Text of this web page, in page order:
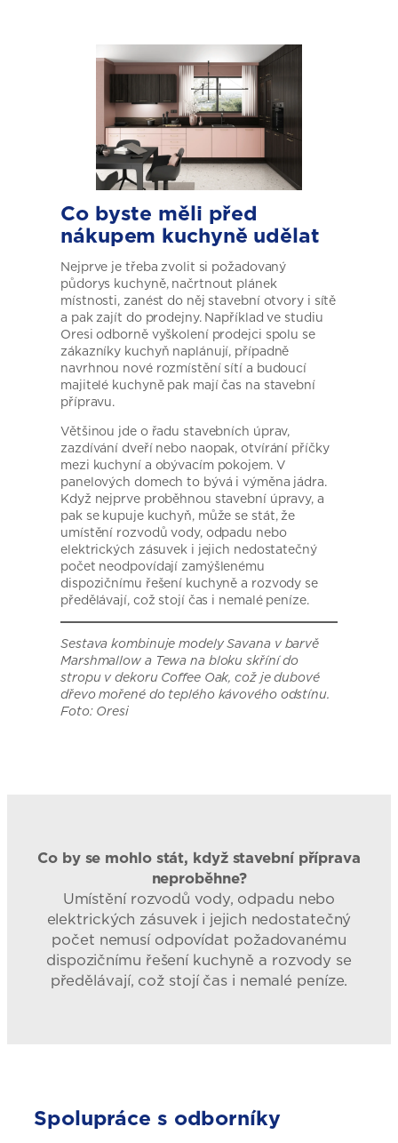
Co byste měli před
nákupem kuchyně udělat
Nejprve je třeba zvolit si požadovaný
půdorys kuchyně, načrtnout plánek
místnosti, zanést do něj stavební otvory i sítě
a pak zajít do prodejny. Například ve studiu
Oresi odborně vyškolení prodejci spolu se
zákazníky kuchyň naplánují, případně
navrhnou nové rozmístění sítí a budoucí
majitelé kuchyně pak mají čas na stavební
přípravu.
Většinou jde o řadu stavebních úprav,
zazdívání dveří nebo naopak, otvírání příčky
mezi kuchyní a obývacím pokojem. V
panelových domech to bývá i výměna jádra.
Když nejprve proběhnou stavební úpravy, a
pak se kupuje kuchyň, může se stát, že
umístění rozvodů vody, odpadu nebo
elektrických zásuvek i jejich nedostatečný
počet neodpovídají zamýšlenému
dispozičnímu řešení kuchyně a rozvody se
předělávají, což stojí čas i nemalé peníze.
Sestava kombinuje modely Savana v barvě
Marshmallow a Tewa na bloku skříní do
stropu v dekoru Coffee Oak, což je dubové
dřevo mořené do teplého kávového odstínu.
Foto: Oresi
Co by se mohlo stát, když stavební příprava
neproběhne?
Umístění rozvodů vody, odpadu nebo
elektrických zásuvek i jejich nedostatečný
počet nemusí odpovídat požadovanému
dispozičnímu řešení kuchyně a rozvody se
předělávají, což stojí čas i nemalé peníze.
Spolupráce s odborníky